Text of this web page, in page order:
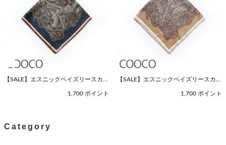
【SALE】エスニックペイズリースカー
1,700 ポイント
【SALE】エスニックペイズリースカー
1,700 ポイント
Category